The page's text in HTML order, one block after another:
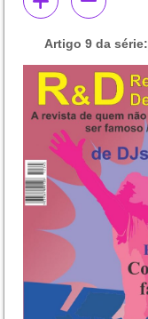
Artigo 9 da série: